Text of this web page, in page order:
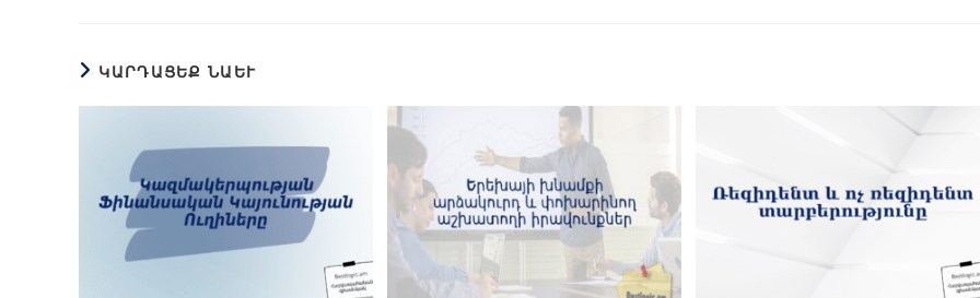
ԿԱՐԴԱՑԵՔ ՆԱԵՒ